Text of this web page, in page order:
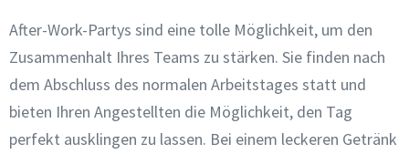
After-Work-Partys sind eine tolle Möglichkeit, um den
Zusammenhalt Ihres Teams zu stärken. Sie finden nach
dem Abschluss des normalen Arbeitstages statt und
bieten Ihren Angestellten die Möglichkeit, den Tag
perfekt ausklingen zu lassen. Bei einem leckeren Getränk